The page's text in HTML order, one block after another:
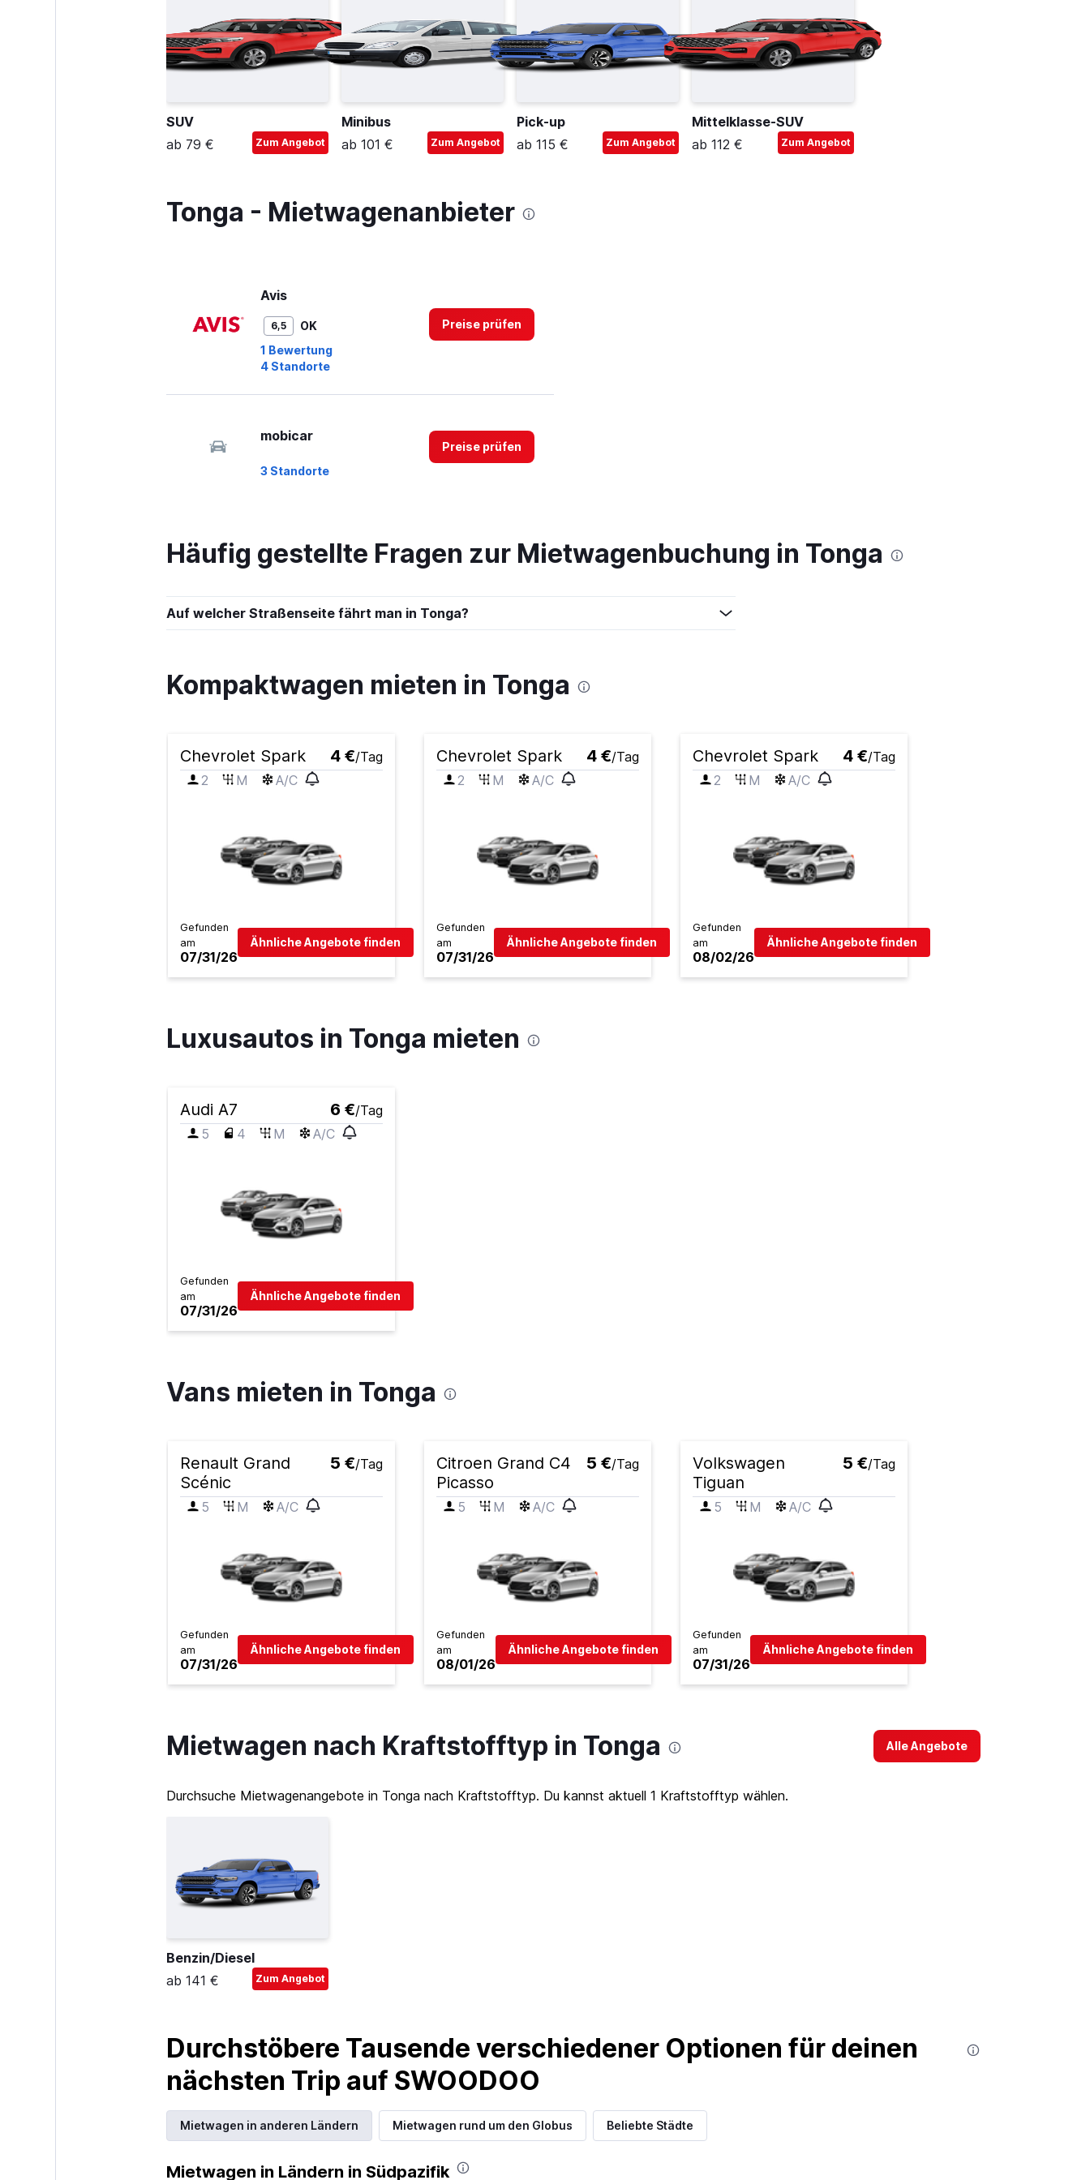
SUV
ab 79 €
Zum Angebot
Minibus
ab 101 €
Zum Angebot
Pick-up
ab 115 €
Zum Angebot
Mittelklasse-SUV
ab 112 €
Zum Angebot
Tonga - Mietwagenanbieter
Avis
6,5
OK
1 Bewertung
4 Standorte
Preise prüfen
mobicar
3 Standorte
Preise prüfen
Häufig gestellte Fragen zur Mietwagenbuchung in Tonga
Auf welcher Straßenseite fährt man in Tonga?
Kompaktwagen mieten in Tonga
Chevrolet Spark 4 €/Tag
2
M A/C
Gefunden
am
07/31/26
Ähnliche Angebote finden
Chevrolet Spark 4 €/Tag
2
M A/C
Gefunden
am
07/31/26
Ähnliche Angebote finden
Chevrolet Spark 4 €/Tag
2
M A/C
Gefunden
am
08/02/26
Ähnliche Angebote finden
Luxusautos in Tonga mieten
Audi A7 6 €/Tag
5
4 M A/C
Gefunden
am
07/31/26
Ähnliche Angebote finden
Vans mieten in Tonga
Renault Grand
Scénic
5 €/Tag
5 M A/C
Gefunden
am
07/31/26
Ähnliche Angebote finden
Citroen Grand C4
Picasso
5 €/Tag
5 M A/C
Gefunden
am
08/01/26
Ähnliche Angebote finden
Volkswagen
Tiguan
5 €/Tag
5 M A/C
Gefunden
am
07/31/26
Ähnliche Angebote finden
Mietwagen nach Kraftstofftyp in Tonga Alle Angebote
Durchsuche Mietwagenangebote in Tonga nach Kraftstofftyp. Du kannst aktuell 1 Kraftstofftyp wählen.
Benzin/Diesel
ab 141 €
Zum Angebot
Durchstöbere Tausende verschiedener Optionen für deinen
nächsten Trip auf SWOODOO
Mietwagen in anderen Ländern Mietwagen rund um den Globus Beliebte Städte
Mietwagen in Ländern in Südpazifik